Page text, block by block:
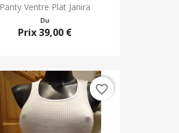
Panty Ventre Plat Janira
Du
Prix39,00 €
favorite_border